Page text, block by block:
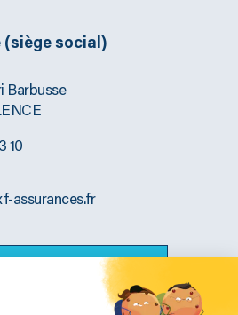
(siège social)
Barbusse
10
assurances.fr
NOS AUTRES AGENCES